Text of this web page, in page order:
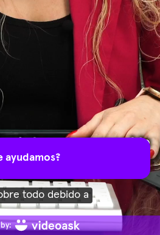
ayudamos?
todo debido a